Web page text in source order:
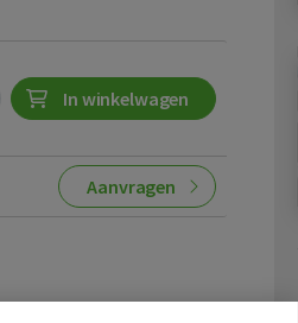
In winkelwagen
Aanvragen